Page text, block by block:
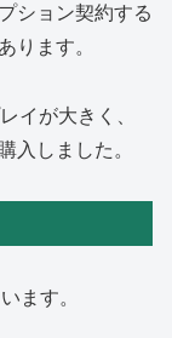
ション契約する
ります。
イが大きく、
入しました。
ます。